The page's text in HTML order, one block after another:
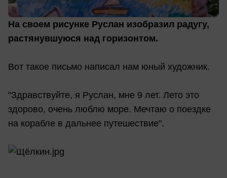
На своем рисунке Руслан изобразил радугу,
растянувшуюся над горизонтом.
Вот такое письмо написал нам юный художник.
"Здравствуйте, я Руслан, мне 9 лет. Лето это
здорово, очень люблю море. Мечтаю о поездке
на корабле в дальнее путешествие".